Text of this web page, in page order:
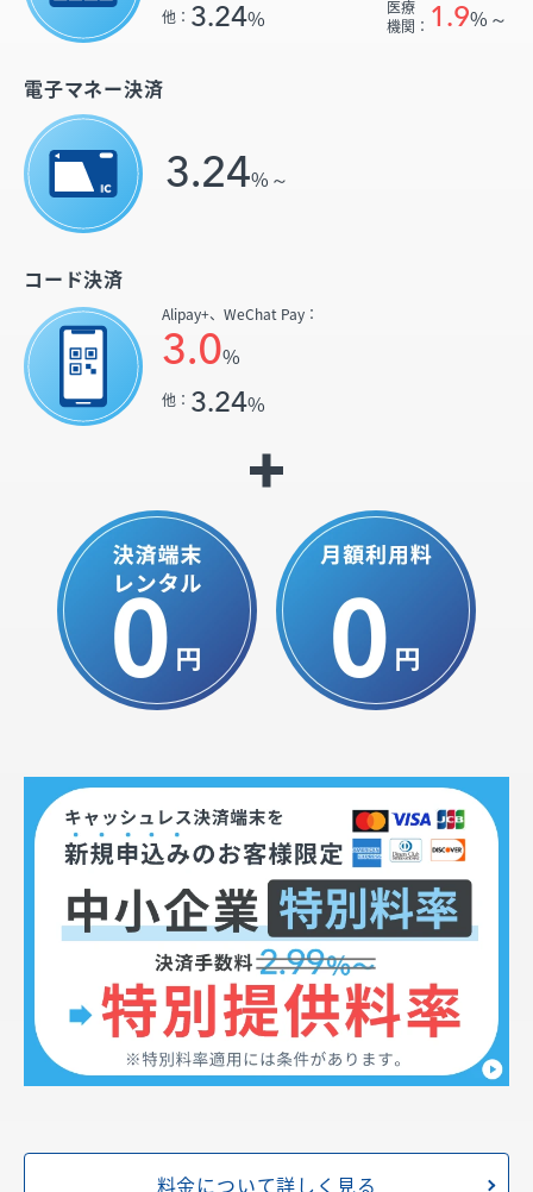
他： 3.24%
医療
機関： 1.9%～
電子マネー決済
3.24%～
コード決済
Alipay+、 WeChat Pay：
3.0%
他： 3.24%
料金について詳しく見る